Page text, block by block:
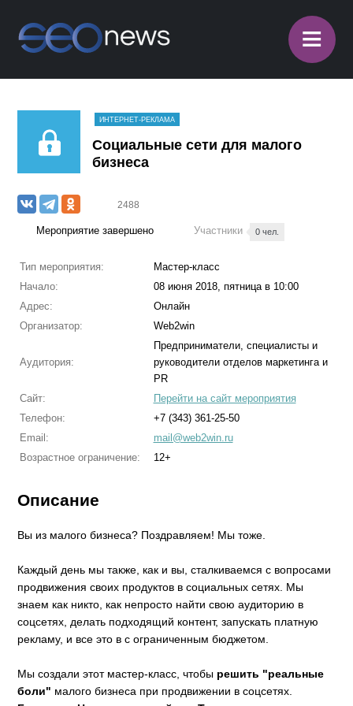
≡
ИНТЕРНЕТ-РЕКЛАМА
Социальные сети для малого
бизнеса
2488
Мероприятие завершено Участники 0 чел.
Тип мероприятия:
Мастер-класс
Начало:
08 июня 2018, пятница в 10:00
Адрес:
Онлайн
Организатор:
Web2win
Аудитория:
Предприниматели, специалисты и
руководители отделов маркетинга и
PR
Сайт:
Перейти на сайт мероприятия
Телефон:
+7 (343) 361-25-50
Email:
mail@web2win.ru
Возрастное ограничение:
12+
Описание
Вы из малого бизнеса? Поздравляем! Мы тоже.
Каждый день мы также, как и вы, сталкиваемся с вопросами
продвижения своих продуктов в социальных сетях. Мы
знаем как никто, как непросто найти свою аудиторию в
соцсетях, делать подходящий контент, запускать платную
рекламу, и все это в с ограниченным бюджетом.
Мы создали этот мастер-класс, чтобы решить "реальные
боли" малого бизнеса при продвижении в соцсетях.